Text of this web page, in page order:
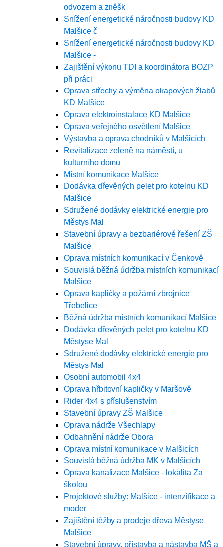
odvozem a zněšk
Snížení energetické náročnosti budovy KD
Malšice č
Snížení energetické náročnosti budovy KD
Malšice -
Zajištění výkonu TDI a koordinátora BOZP
při práci
Oprava střechy a výměna okapových žlabů
KD Malšice
Oprava elektroinstalace KD Malšice
Oprava veřejného osvětlení Malšice
Výstavba a oprava chodníků v Malšicích
Revitalizace zeleně na náměstí, u
kulturního domu
Místní komunikace Malšice
Dodávka dřevěných pelet pro kotelnu KD
Malšice
Sdružené dodávky elektrické energie pro
Městys Mal
Stavební úpravy a bezbariérové řešení ZŠ
Malšice
Oprava místních komunikací v Čenkově
Souvislá běžná údržba místních komunikací
Malšice
Oprava kapličky a požární zbrojnice
Třebelice
Běžná údržba místních komunikací Malšice
Dodávka dřevěných pelet pro kotelnu KD
Městyse Mal
Sdružené dodávky elektrické energie pro
Městys Mal
Osobní automobil 4x4
Oprava hřbitovní kapličky v Maršově
Rider 4x4 s příslušenstvím
Stavební úpravy ZŠ Malšice
Oprava nádrže Všechlapy
Odbahnění nádrže Obora
Oprava místní komunikace v Malšicích
Souvislá běžná údržba MK v Malšicích
Oprava kanalizace Malšice - lokalita Za
školou
Projektové služby: Malšice - intenzifikace a
moder
Zajištění těžby a prodeje dřeva Městyse
Malšice
Stavební úpravy, přístavba a nástavba MŠ a